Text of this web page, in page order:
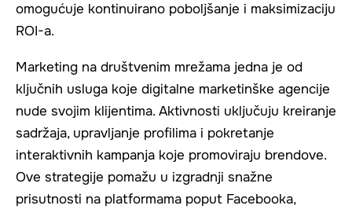
omogućuje kontinuirano poboljšanje i maksimizaciju
ROI-a.
Marketing na društvenim mrežama jedna je od
ključnih usluga koje digitalne marketinške agencije
nude svojim klijentima. Aktivnosti uključuju kreiranje
sadržaja, upravljanje profilima i pokretanje
interaktivnih kampanja koje promoviraju brendove.
Ove strategije pomažu u izgradnji snažne
prisutnosti na platformama poput Facebooka,